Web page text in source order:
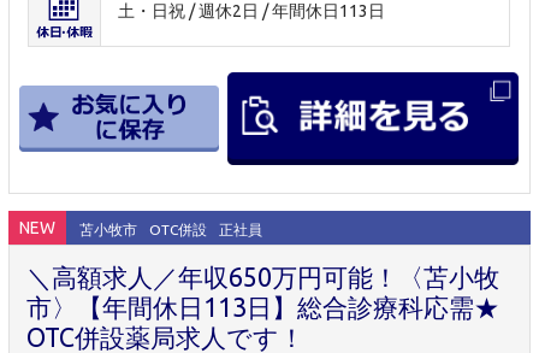
土・日祝 / 週休2日 / 年間休日113日
NEW 苫小牧市 OTC併設 正社員
＼高額求人／年収650万円可能！〈苫小牧
市〉【年間休日113日】総合診療科応需★
OTC併設薬局求人です！